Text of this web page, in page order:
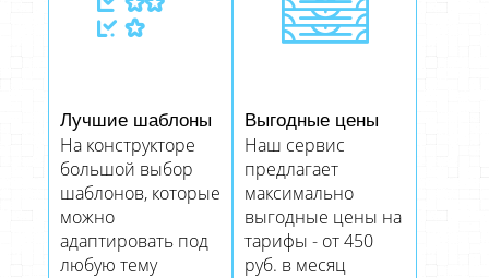
Лучшие шаблоны
На конструкторе
большой выбор
шаблонов, которые
можно
адаптировать под
любую тему
Выгодные цены
Наш сервис
предлагает
максимально
выгодные цены на
тарифы - от 450
руб. в месяц